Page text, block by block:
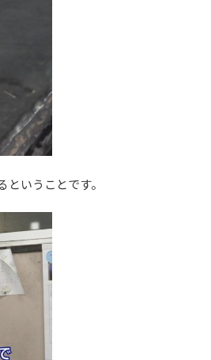
いうことです。